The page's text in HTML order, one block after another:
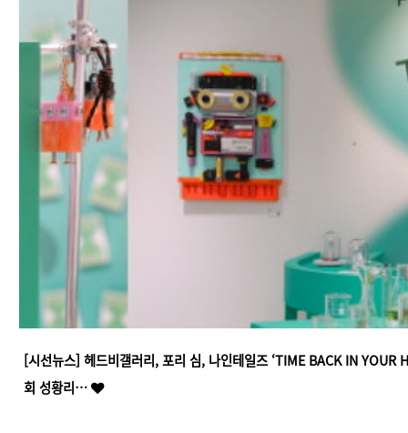
[시선뉴스] 헤드비갤러리, 포리 심, 나인테일즈 ‘TIME BACK IN YOUR
회 성황리…